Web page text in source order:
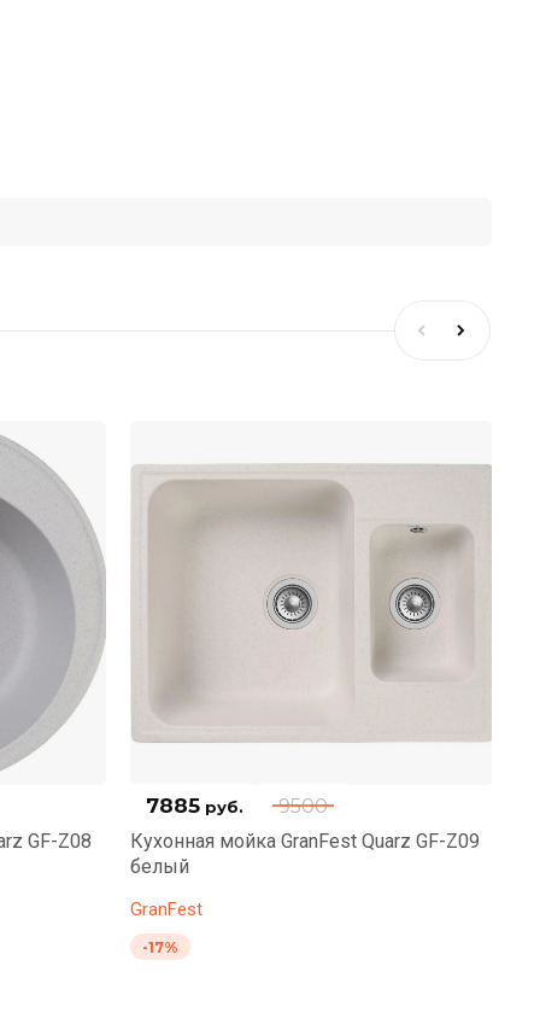
GF-Z08
9500
7885 руб.
Кухонная мойка GranFest Quarz GF-Z09
белый
GranFest
-17%